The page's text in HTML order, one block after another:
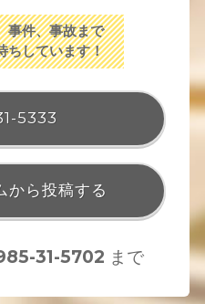
事件、事故まで
ちしています！
5333
から投稿する
31-5702 まで